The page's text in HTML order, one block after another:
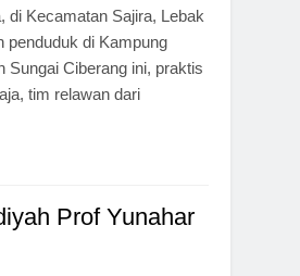
di Kecamatan Sajira, Lebak
penduduk di Kampung
Sungai Ciberang ini, praktis
tim relawan dari
Prof Yunahar